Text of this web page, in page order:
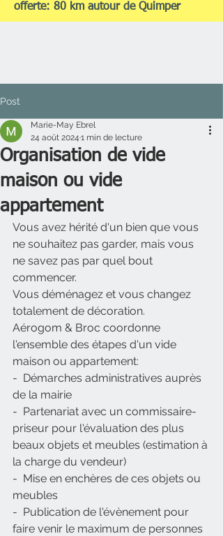
offerte: 80 km autour de Quimper
Post
Organisation de vide
maison ou vide
appartement
Marie-May Ebrel
24 août 2024 1 min de lecture
Vous avez hérité d'un bien que vous
ne souhaitez pas garder, mais vous
ne savez pas par quel bout
commencer.
Vous déménagez et vous changez
totalement de décoration.
Aérogom & Broc coordonne
l'ensemble des étapes d'un vide
maison ou appartement:
-  Démarches administratives auprès
de la mairie
-  Partenariat avec un commissaire-
priseur pour l'évaluation des plus
beaux objets et meubles (estimation à
la charge du vendeur)
-  Mise en enchères de ces objets ou
meubles
-  Publication de l'évènement pour
faire venir le maximum de personnes